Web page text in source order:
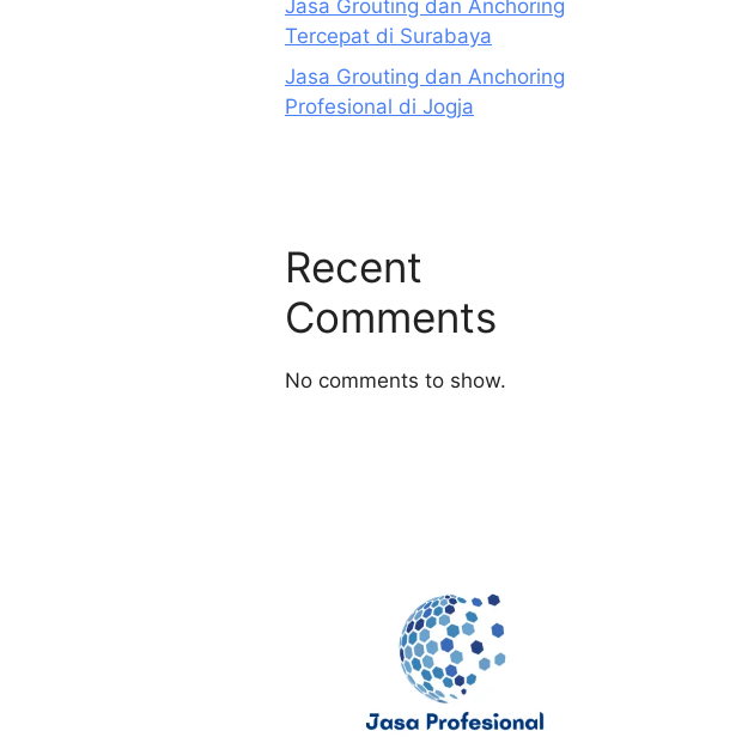
Jasa Grouting dan Anchoring
Tercepat di Surabaya
Jasa Grouting dan Anchoring
Profesional di Jogja
Recent
Comments
No comments to show.